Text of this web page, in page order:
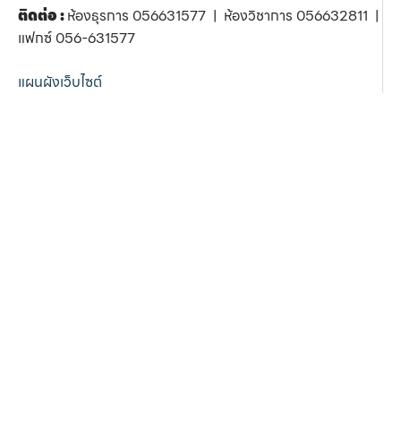
ติดต่อ :ห้องธุรการ 056631577 | ห้องวิชาการ 056632811 |
แฟกซ์ 056-631577
แผนผังเว็บไซต์